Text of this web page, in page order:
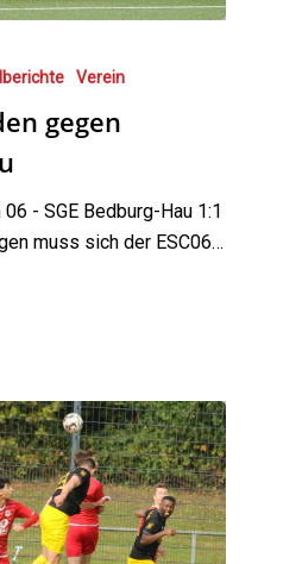
Verein
gegen
- SGE Bedburg-Hau 1:1
muss sich der ESC06…